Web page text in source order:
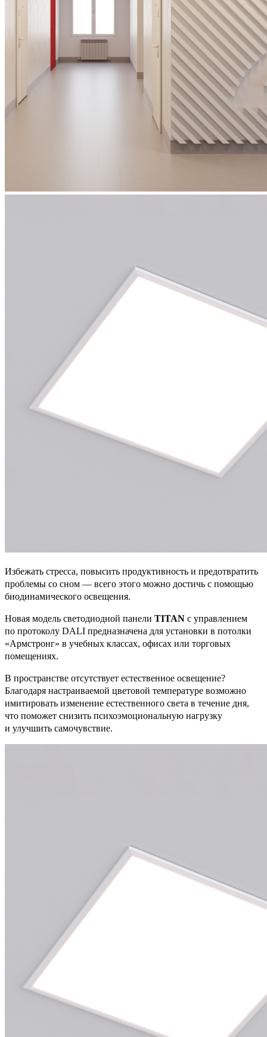
Избежать стресса, повысить продуктивность и предотвратить
проблемы со сном — всего этого можно достичь с помощью
биодинамического освещения.
Новая модель светодиодной панели TITAN с управлением
по протоколу DALI предназначена для установки в потолки
«Армстронг» в учебных классах, офисах или торговых
помещениях.
В пространстве отсутствует естественное освещение?
Благодаря настраиваемой цветовой температуре возможно
имитировать изменение естественного света в течение дня,
что поможет снизить психоэмоциональную нагрузку
и улучшить самочувствие.